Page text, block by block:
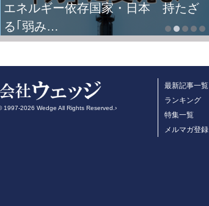
エネルギー依存国家・日本 持たざ
る｢弱み…
1997-2026 Wedge All Rights Reserved.›
最新記事一覧
ランキング
特集一覧
メルマガ登録